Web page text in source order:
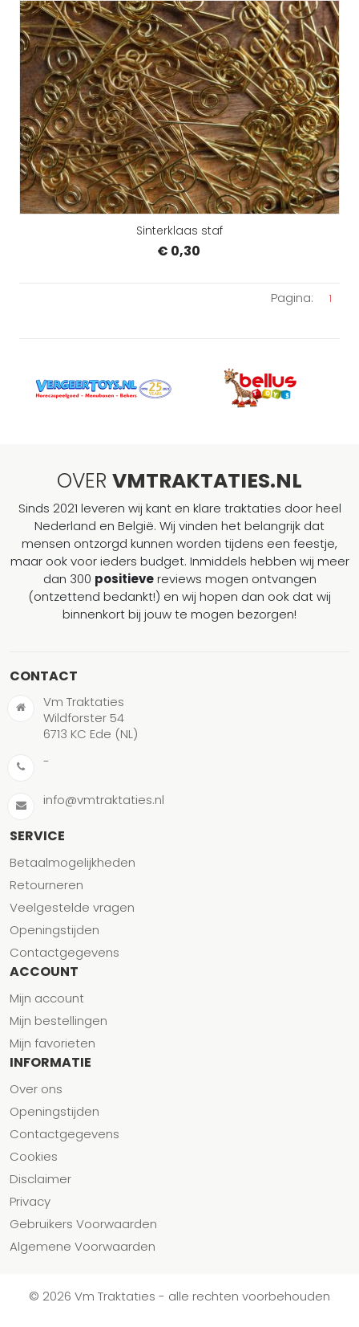
Sinterklaas staf
€ 0,30
Pagina: 1
OVER VMTRAKTATIES.NL
Sinds 2021 leveren wij kant en klare traktaties door heel
Nederland en België. Wij vinden het belangrijk dat
mensen ontzorgd kunnen worden tijdens een feestje,
maar ook voor ieders budget. Inmiddels hebben wij meer
dan 300 positievereviews mogen ontvangen
(ontzettend bedankt!) en wij hopen dan ook dat wij
binnenkort bij jouw te mogen bezorgen!
CONTACT
Vm Traktaties
Wildforster 54
6713 KC Ede (NL)
-
info@vmtraktaties.nl
SERVICE
Betaalmogelijkheden
Retourneren
Veelgestelde vragen
Openingstijden
Contactgegevens
ACCOUNT
Mijn account
Mijn bestellingen
Mijn favorieten
INFORMATIE
Over ons
Openingstijden
Contactgegevens
Cookies
Disclaimer
Privacy
Gebruikers Voorwaarden
Algemene Voorwaarden
© 2026 Vm Traktaties - alle rechten voorbehouden